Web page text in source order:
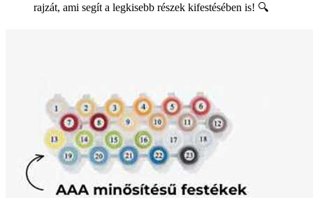
rajzát, ami segít a legkisebb részek kifestésében is! 🔍